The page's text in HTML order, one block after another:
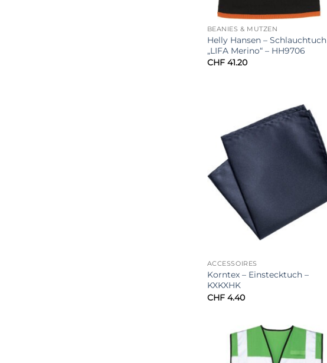
BEANIES & MÜTZEN
Helly Hansen – Schlauchtuch
„LIFA Merino“ – HH9706
CHF41.20
ACCESSOIRES
Korntex – Einstecktuch –
KXKXHK
CHF4.40